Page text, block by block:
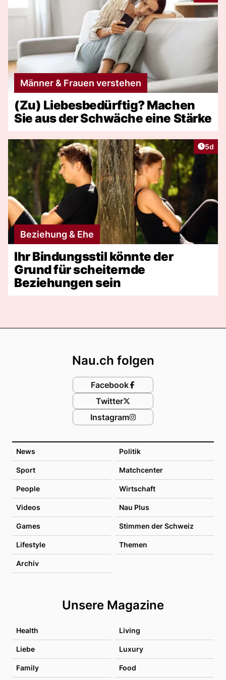
Männer & Frauen verstehen
(Zu) Liebesbedürftig? Machen
Sie aus der Schwäche eine Stärke
5d
Beziehung & Ehe
Ihr Bindungsstil könnte der
Grund für scheiternde
Beziehungen sein
News Politik
Sport Matchcenter
People Wirtschaft
Videos Nau Plus
Games Stimmen der Schweiz
Lifestyle Themen
Archiv
Unsere Magazine
Health Living
Liebe Luxury
Family Food
Nau.ch folgen
Facebook
Twitter
Instagram